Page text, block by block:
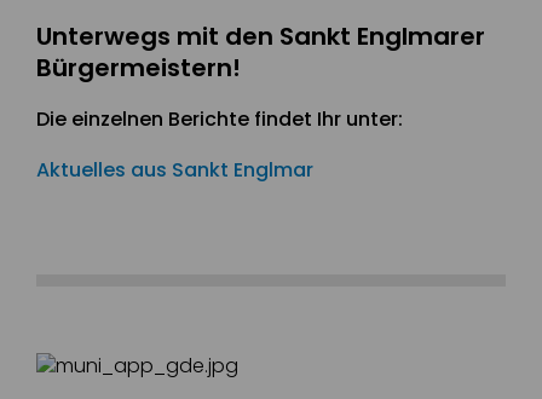
Unterwegs mit den Sankt Englmarer
Bürgermeistern!
Die einzelnen Berichte findet Ihr unter:
Aktuelles aus Sankt Englmar